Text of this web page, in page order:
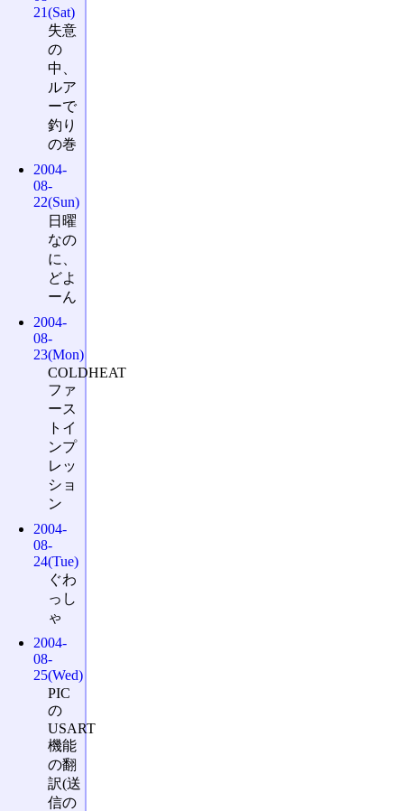
21(Sat)
失意
の
中、
ルア
ーで
釣り
の巻
2004-
08-
22(Sun)
日曜
なの
に、
どよ
ーん
2004-
08-
23(Mon)
COLDHEAT
ファ
ース
トイ
ンプ
レッ
ショ
ン
2004-
08-
24(Tue)
ぐわ
っし
ゃ
2004-
08-
25(Wed)
PIC
の
USART
機能
の翻
訳(送
信の